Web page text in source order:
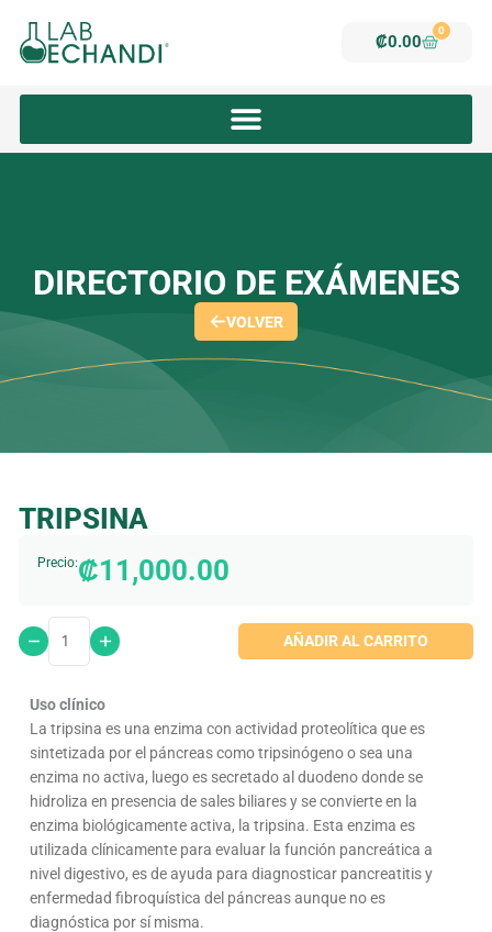
contenido
₡0.00
0
Carrito
DIRECTORIO DE EXÁMENES
VOLVER
TRIPSINA
Precio:₡11,000.00
cantidad
AÑADIR AL CARRITO
Uso clínico
La tripsina es una enzima con actividad proteolítica que es
sintetizada por el páncreas como tripsinógeno o sea una
enzima no activa, luego es secretado al duodeno donde se
hidroliza en presencia de sales biliares y se convierte en la
enzima biológicamente activa, la tripsina. Esta enzima es
utilizada clínicamente para evaluar la función pancreática a
nivel digestivo, es de ayuda para diagnosticar pancreatitis y
enfermedad fibroquística del páncreas aunque no es
diagnóstica por sí misma.